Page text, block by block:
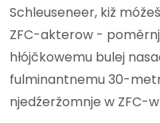
Schleuseneer, kiž
ZFC-akterow -
hłójčkowemu bulej
fulminantnemu 30-
njedźeržomnje w ZFC-